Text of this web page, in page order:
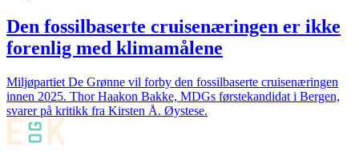
Den fossilbaserte cruisenæringen er ikke
forenlig med klimamålene
Miljøpartiet De Grønne vil forby den fossilbaserte cruisenæringen
innen 2025. Thor Haakon Bakke, MDGs førstekandidat i Bergen,
svarer på kritikk fra Kirsten Å. Øystese.